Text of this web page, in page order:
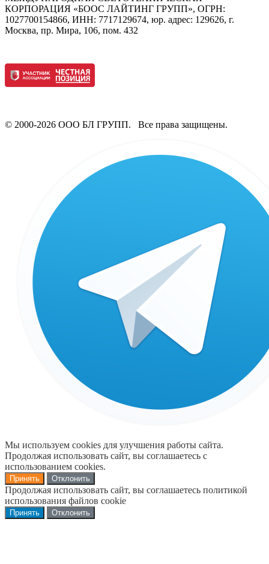
КОРПОРАЦИЯ «БООС ЛАЙТИНГ ГРУПП», ОГРН:
1027700154866, ИНН: 7717129674, юр. адрес: 129626, г.
Москва, пр. Мира, 106, пом. 432
© 2000-2026 ООО БЛ ГРУПП. Все права защищены.
Мы используем cookies для улучшения работы сайта.
Продолжая использовать сайт, вы соглашаетесь с
использованием cookies.
Принять Отклонить
Продолжая использовать сайт, вы соглашаетесь политикой
использования файлов cookie
Принять Отклонить